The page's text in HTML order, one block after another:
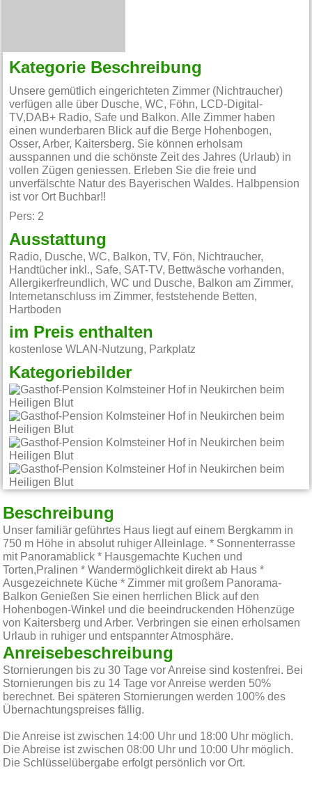
Kategorie Beschreibung
Unsere gemütlich eingerichteten Zimmer (Nichtraucher)
verfügen alle über Dusche, WC, Föhn, LCD-Digital-
TV,DAB+ Radio, Safe und Balkon. Alle Zimmer haben
einen wunderbaren Blick auf die Berge Hohenbogen,
Osser, Arber, Kaitersberg. Sie können erholsam
ausspannen und die schönste Zeit des Jahres (Urlaub) in
vollen Zügen geniessen. Erleben Sie die freie und
unverfälschte Natur des Bayerischen Waldes. Halbpension
ist vor Ort Buchbar!!
Pers: 2
Ausstattung
Radio, Dusche, WC, Balkon, TV, Fön, Nichtraucher,
Handtücher inkl., Safe, SAT-TV, Bettwäsche vorhanden,
Allergikerfreundlich, WC und Dusche, Balkon am Zimmer,
Internetanschluss im Zimmer, feststehende Betten,
Hartboden
im Preis enthalten
kostenlose WLAN-Nutzung, Parkplatz
Kategoriebilder
Beschreibung
Unser familiär geführtes Haus liegt auf einem Bergkamm in
750 m Höhe in absolut ruhiger Alleinlage. * Sonnenterrasse
mit Panoramablick * Hausgemachte Kuchen und
Torten,Pralinen * Wandermöglichkeit direkt ab Haus *
Ausgezeichnete Küche * Zimmer mit großem Panorama-
Balkon Genießen Sie einen herrlichen Blick auf den
Hohenbogen-Winkel und die beeindruckenden Höhenzüge
von Kaitersberg und Arber. Verbringen sie einen erholsamen
Urlaub in ruhiger und entspannter Atmosphäre.
Anreisebeschreibung
Stornierungen bis zu 30 Tage vor Anreise sind kostenfrei. Bei
Stornierungen bis zu 14 Tage vor Anreise werden 50%
berechnet. Bei späteren Stornierungen werden 100% des
Übernachtungspreises fällig.
Die Anreise ist zwischen 14:00 Uhr und 18:00 Uhr möglich.
Die Abreise ist zwischen 08:00 Uhr und 10:00 Uhr möglich.
Die Schlüsselübergabe erfolgt persönlich vor Ort.